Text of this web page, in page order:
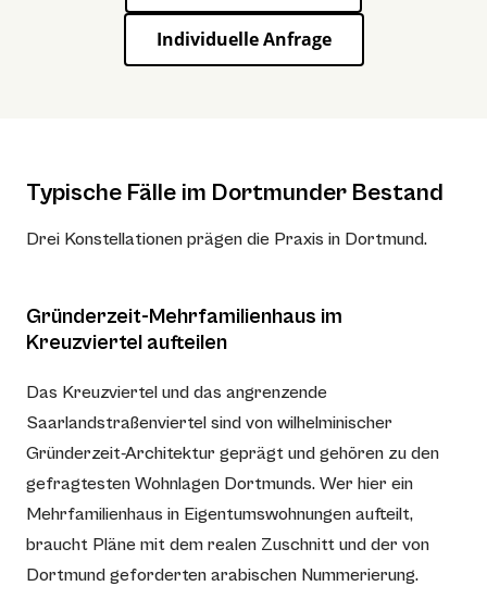
Individuelle Anfrage
Typische Fälle im Dortmunder Bestand
Drei Konstellationen prägen die Praxis in Dortmund.
Gründerzeit-Mehrfamilienhaus im
Kreuzviertel aufteilen
Das Kreuzviertel und das angrenzende
Saarlandstraßenviertel sind von wilhelminischer
Gründerzeit-Architektur geprägt und gehören zu den
gefragtesten Wohnlagen Dortmunds. Wer hier ein
Mehrfamilienhaus in Eigentumswohnungen aufteilt,
braucht Pläne mit dem realen Zuschnitt und der von
Dortmund geforderten arabischen Nummerierung.